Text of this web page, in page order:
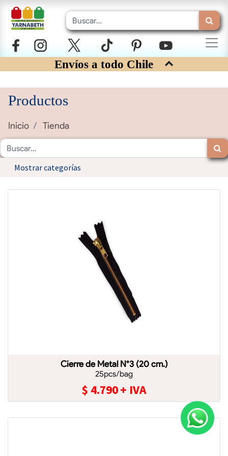
Envíos a todo Chile
Productos
Inicio Tienda
Mostrar categorías
Cierre de Metal N°3 (20 cm.)
25pcs/bag
$ 4.790+ IVA